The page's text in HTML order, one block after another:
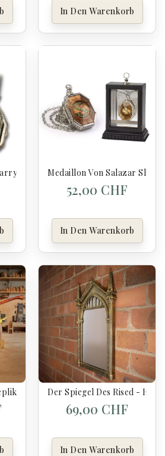
In Den Warenkorb
Potter Medaillon Von Salazar
52,00 CHF
In Den Warenkorb
- Harry Potter
Der Spiegel Des Rised -
69,00 CHF
In Den Warenkorb